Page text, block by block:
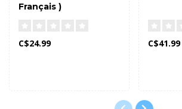
Français )
C$24.99 C$41.99